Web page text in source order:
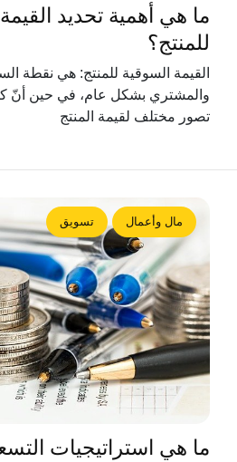
ما هي أهمية تحديد
للمنتج؟
القيمة السوقية للمنتج: هي نقطة
والمشتري بشكل عام، في حين أنّ
تصور مختلف لقيمة المنتج
مال وأعمال تسويق
ما هي استراتيجيات